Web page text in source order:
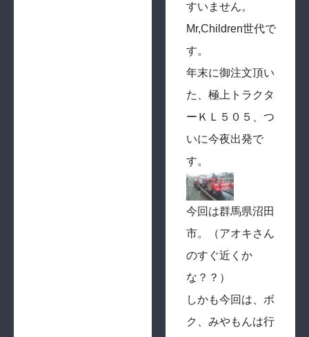
すいません。
Mr,Children世代で
す。
年末に御注文頂い
た、極上トラクタ
ーＫＬ５０５、つ
いに今夜出発で
す。
今回は群馬県沼田
市。（アオキさん
のすぐ近くか
な？？）
しかも今回は、ボ
ク、みやもんは行